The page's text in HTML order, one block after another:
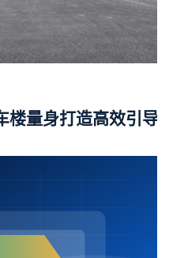
楼量身打造高效引导